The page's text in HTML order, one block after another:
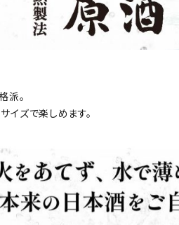
派。
ズで楽しめます。